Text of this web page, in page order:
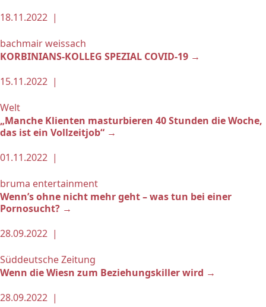
18.11.2022 |
bachmair weissach
KORBINIANS-KOLLEG SPEZIAL COVID-19 →
15.11.2022 |
Welt
„Manche Klienten masturbieren 40 Stunden die Woche,
das ist ein Vollzeitjob“ →
01.11.2022 |
bruma entertainment
Wenn’s ohne nicht mehr geht – was tun bei einer
Pornosucht? →
28.09.2022 |
Süddeutsche Zeitung
Wenn die Wiesn zum Beziehungskiller wird →
28.09.2022 |